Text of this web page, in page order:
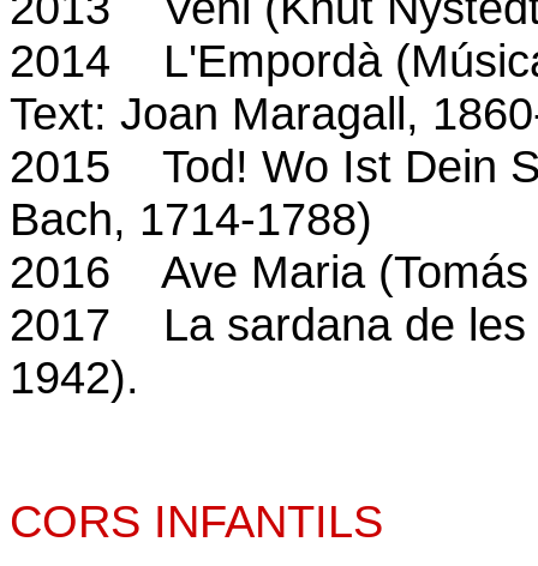
2014 L'Empordà
Text: Joan Maragall,
2015 Tod! Wo Ist Dein
Bach, 1714-1788)
2016 Ave Maria
2017 La sardana de les
1942).
CORS INFANTILS